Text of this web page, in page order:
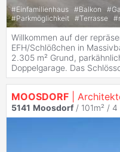
#Einfamilienhaus #Balkon #
#Parkmöglichkeit #Terrasse #
Willkommen auf der
EFH/Schlößchen in
2.305 m² Grund,
Doppelgarage. Das
MOOSDORF |
5141 Moosdorf / 101m² / 4